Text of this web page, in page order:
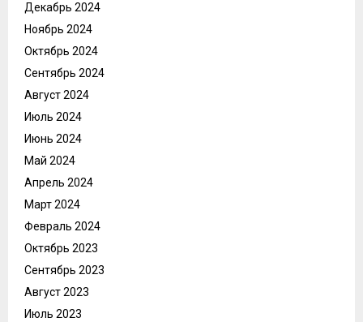
Декабрь 2024
Ноябрь 2024
Октябрь 2024
Сентябрь 2024
Август 2024
Июль 2024
Июнь 2024
Май 2024
Апрель 2024
Март 2024
Февраль 2024
Октябрь 2023
Сентябрь 2023
Август 2023
Июль 2023